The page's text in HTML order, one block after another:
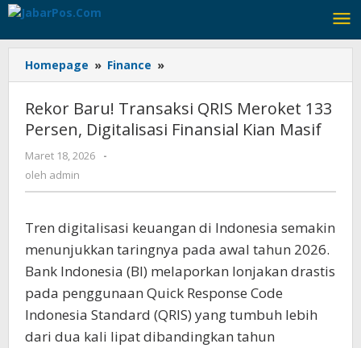
Lewati
konten
Homepage » Finance »
Baru!
Transaksi
QRIS
Meroket
Masif
Rekor Baru! Transaksi QRIS Meroket 133
Persen, Digitalisasi Finansial Kian Masif
Maret 18, 2026
oleh
-
oleh admin
Tren digitalisasi keuangan di Indonesia semakin
menunjukkan taringnya pada awal tahun 2026.
Bank Indonesia (BI) melaporkan lonjakan drastis
pada penggunaan Quick Response Code
Indonesia Standard (QRIS) yang tumbuh lebih
dari dua kali lipat dibandingkan tahun